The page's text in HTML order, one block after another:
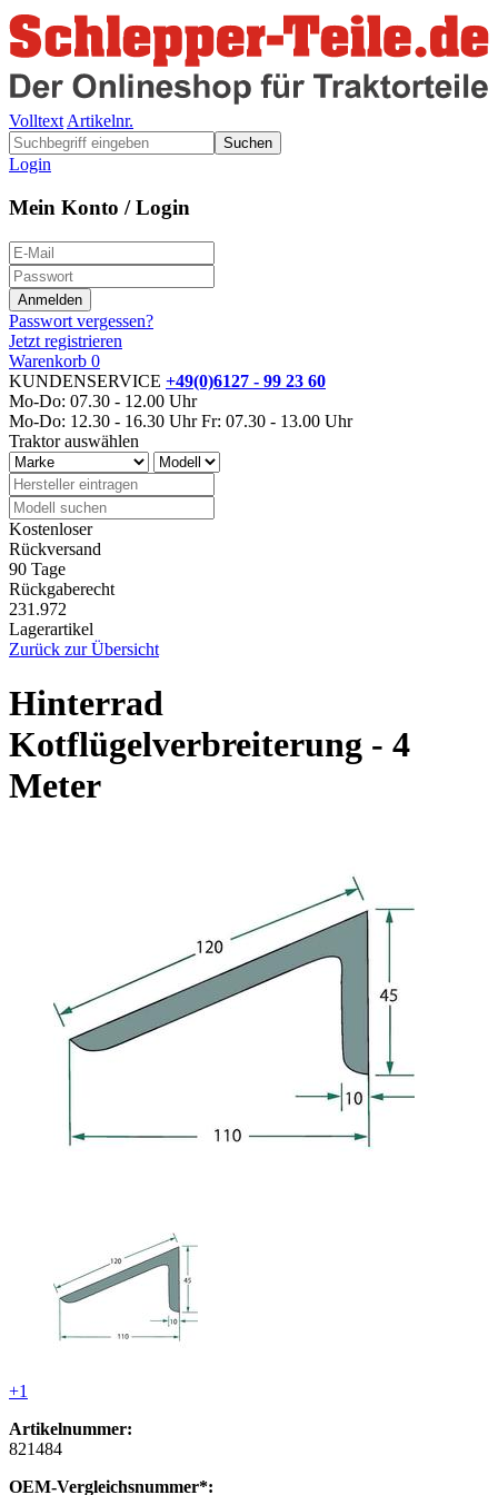
Volltext Artikelnr.
Suchen
Login
Mein Konto / Login
Passwort vergessen?
Jetzt registrieren
Warenkorb 0
KUNDENSERVICE +49(0)6127 - 99 23 60
Mo-Do: 07.30 - 12.00 Uhr
Mo-Do: 12.30 - 16.30 Uhr Fr: 07.30 - 13.00 Uhr
Traktor auswählen
Kostenloser
Rückversand
90 Tage
Rückgaberecht
231.972
Lagerartikel
Zurück zur Übersicht
Hinterrad
Kotflügelverbreiterung - 4
Meter
+1
Artikelnummer:
821484
OEM-Vergleichsnummer*: